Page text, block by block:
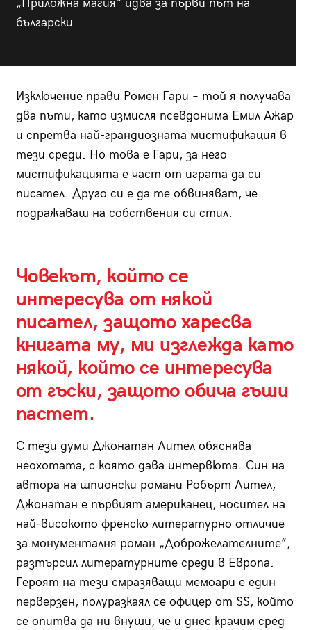
„Приложна магия“ идва за първи път на
български
Изключение прави Ромен Гари – той я получава
два пъти, като измисля псевдонима Емил Ажар
и спретва най-грандиозната мистификация в
тези среди. Но това е Гари, за него
мистификацията е част от играта да си
писател. Друго си е да те обвиняват, че
подражаваш на собствения си стил.
Човекът, който се
интересува от някой
писател, защото харесва
книгата му, ми изглежда като
някой, който се интересува
от гъски, защото обича гъши
пастет.
С тези думи Джонатан Лител обяснява
неохотата, с която дава интервюта. Син на
автора на шпионски романи Робърт Лител,
Джонатан е първият американец, носител на
най-високото френско литературно отличие
за монументалня роман „Доброжелателните”,
разтърсил литературните среди в Европа.
Героят на тези смразяващи мемоари е един
перверзен, полуразкаял се офицер от SS, който
се опитва да ни внуши, че и днес крачим сред